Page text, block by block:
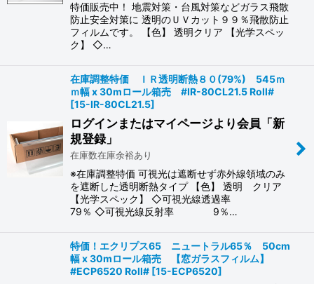
特価販売中！ 地震対策・台風対策などガラス飛散
防止安全対策に 透明のＵＶカット９９％飛散防止
フィルムです。 【色】 透明クリア 【光学スペッ
ク】 ◇…
在庫調整特価 ＩＲ透明断熱８０(79%) 545ｍ
ｍ幅 x 30mロール箱売 #IR-80CL21.5 Roll#
[15-IR-80CL21.5]
ログインまたはマイページより会員「新
規登録」
在庫数在庫余裕あり
※在庫調整特価 可視光は遮断せず赤外線領域のみ
を遮断した透明断熱タイプ 【色】 透明 クリア
【光学スペック】 ◇可視光線透過率
79％ ◇可視光線反射率 9％…
特価！エクリプス65 ニュートラル65％ 50cm
幅 x 30mロール箱売 【窓ガラスフィルム】
#ECP6520 Roll# [15-ECP6520]